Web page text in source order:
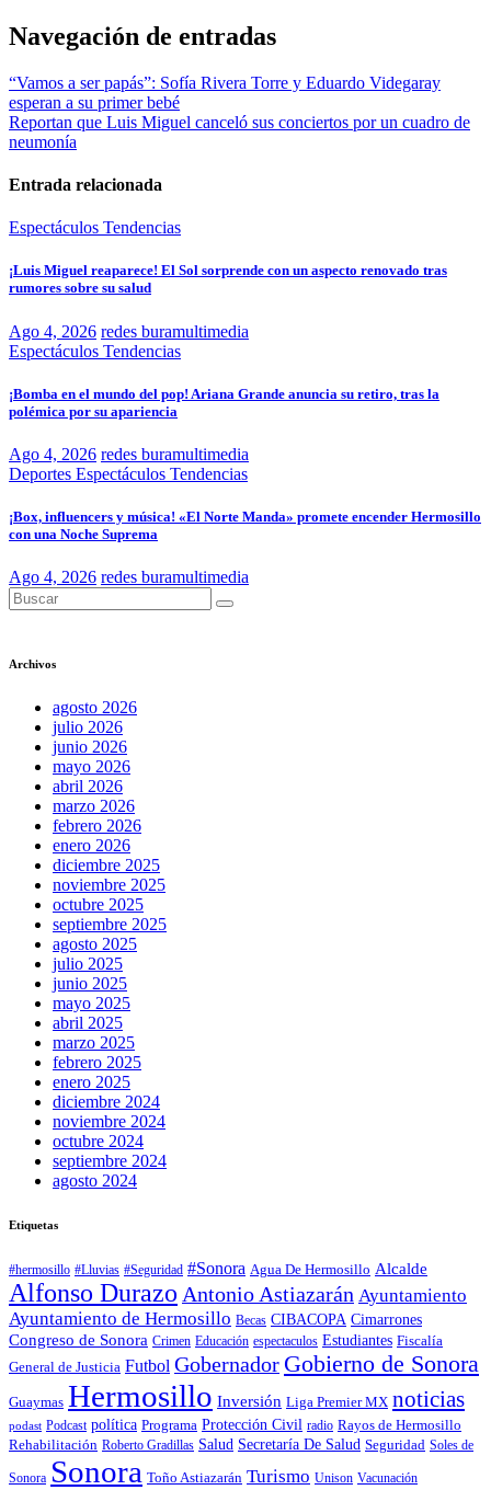
Navegación de entradas
“Vamos a ser papás”: Sofía Rivera Torre y Eduardo Videgaray
esperan a su primer bebé
Reportan que Luis Miguel canceló sus conciertos por un cuadro de
neumonía
Entrada relacionada
Espectáculos Tendencias
¡Luis Miguel reaparece! El Sol sorprende con un aspecto renovado tras
rumores sobre su salud
Ago 4, 2026 redes buramultimedia
Espectáculos Tendencias
¡Bomba en el mundo del pop! Ariana Grande anuncia su retiro, tras la
polémica por su apariencia
Ago 4, 2026 redes buramultimedia
Deportes Espectáculos Tendencias
¡Box, influencers y música! «El Norte Manda» promete encender Hermosillo
con una Noche Suprema
Ago 4, 2026 redes buramultimedia
Archivos
agosto 2026
julio 2026
junio 2026
mayo 2026
abril 2026
marzo 2026
febrero 2026
enero 2026
diciembre 2025
noviembre 2025
octubre 2025
septiembre 2025
agosto 2025
julio 2025
junio 2025
mayo 2025
abril 2025
marzo 2025
febrero 2025
enero 2025
diciembre 2024
noviembre 2024
octubre 2024
septiembre 2024
agosto 2024
Etiquetas
#hermosillo #Lluvias #Seguridad #Sonora Agua De Hermosillo Alcalde
Alfonso Durazo Antonio Astiazarán Ayuntamiento
Ayuntamiento de Hermosillo Becas CIBACOPA Cimarrones
Congreso de Sonora Crimen Educación espectaculos Estudiantes Fiscalía
General de Justicia Futbol Gobernador Gobierno de Sonora
Guaymas Hermosillo Inversión Liga Premier MX noticias
podast Podcast política Programa Protección Civil radio Rayos de Hermosillo
Rehabilitación Roberto Gradillas Salud Secretaría De Salud Seguridad Soles de
Sonora Sonora Toño Astiazarán Turismo Unison Vacunación